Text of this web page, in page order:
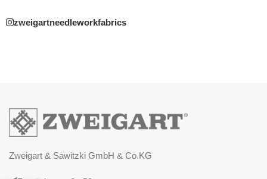
zweigartneedleworkfabrics
Zweigart & Sawitzki GmbH & Co.KG